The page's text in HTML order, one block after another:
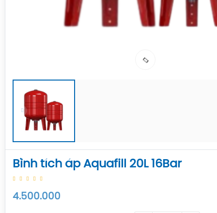
Bình tích áp Aquafill 20L 16Bar
4.500.000